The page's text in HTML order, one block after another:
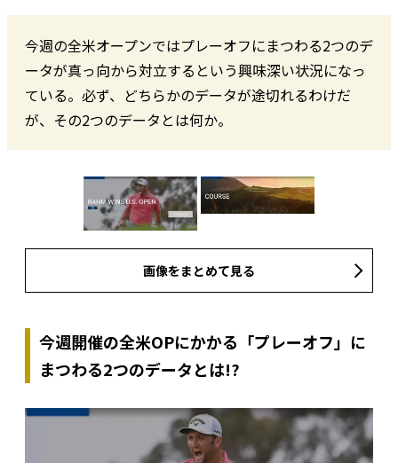
今週の全米オープンではプレーオフにまつわる2つのデ
ータが真っ向から対立するという興味深い状況になっ
ている。必ず、どちらかのデータが途切れるわけだ
が、その2つのデータとは何か。
画像をまとめて見る
今週開催の全米OPにかかる「プレーオフ」に
まつわる2つのデータとは!?